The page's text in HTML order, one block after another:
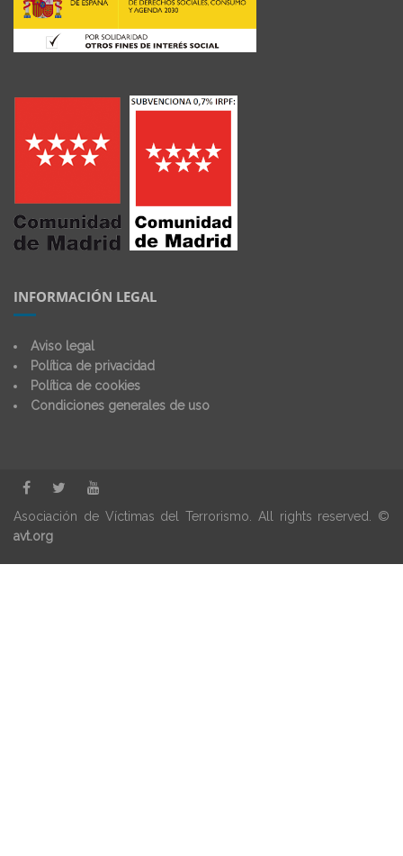
INFORMACIÓN LEGAL
Aviso legal
Política de privacidad
Política de cookies
Condiciones generales de uso
Asociación de Víctimas del Terrorismo. All rights reserved. ©
avt.org